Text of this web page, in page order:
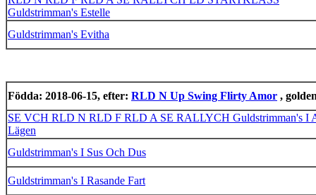
Guldstrimman's Estelle
Guldstrimman's Evitha
Födda: 2018-06-15, efter: RLD N Up Swing Flirty Amor ,
SE VCH RLD N RLD F RLD A SE RALLYCH Guldstrimman's I
Lägen
Guldstrimman's I Sus Och Dus
Guldstrimman's I Rasande Fart